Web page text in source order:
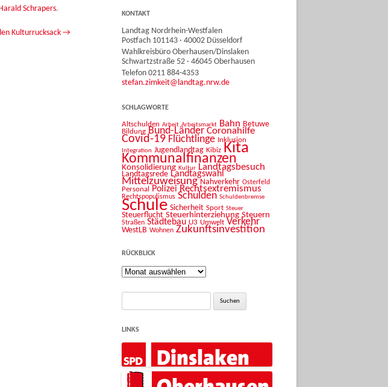
Harald Schrapers.
Kulturrucksack →
KONTAKT
Landtag Nordrhein-Westfalen
Postfach 101143 · 40002 Düsseldorf
Wahlkreisbüro Oberhausen/Dinslaken
Schwartzstraße 52 · 46045 Oberhausen
Telefon 0211 884-4353
stefan.zimkeit@landtag.nrw.de
SCHLAGWORTE
Altschulden Arbeit Arbeitsmarkt Bahn Betuwe
Bildung Bund-Länder Coronahilfe
Covid-19 Flüchtlinge Inklusion
Integration Jugendlandtag Kibiz Kita
Kommunalfinanzen
Konsolidierung Kultur Landtagsbesuch
Landtagsrede Landtagswahl
Mittelzuweisung Nahverkehr Osterfeld
Personal Polizei Rechtsextremismus
Rechtspopulismus Schulden Schuldenbremse
Schule Sicherheit Sport Steuer
Steuerflucht Steuerhinterziehung Steuern
Straßen Städtebau U3 Umwelt Verkehr
WestLB Wohnen Zukunftsinvestition
RÜCKBLICK
Rückblick
Suche
LINKS